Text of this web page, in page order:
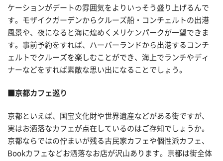
ケーションがデートの雰囲気をよりいっそう盛り上げるんで
す。モザイクガーデンからクルーズ船・コンチェルトの出港
風景や、夜になると海に煌めくメリケンパークが一望できま
す。事前予約をすれば、ハーバーランドから出港するコンチ
ェルトでクルーズを楽しむことができ、海上でランチやディ
ナーなどをすれば素敵な思い出になることでしょう。
■京都カフェ巡り
京都といえば、国宝文化財や世界遺産などがある街ですが、
実はお洒落なカフェが点在しているのはご存知でしょうか。
京都ならではの佇まいが残る古民家カフェや個性派カフェ、
Bookカフェなどお洒落なお店が沢山あります。京都は街全体